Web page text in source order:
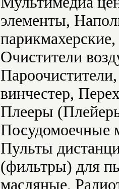
элементы,
Очистители
винчестер,
Плееры
Посудомоечные
Пульты
(фильтры) для
масляные,